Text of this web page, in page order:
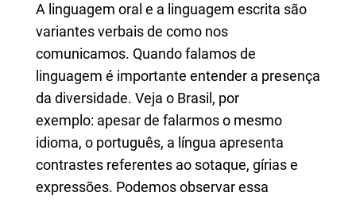
A linguagem oral e a linguagem escrita são
variantes verbais de como nos
comunicamos. Quando falamos de
linguagem é importante entender a presença
da diversidade. Veja o Brasil, por
exemplo: apesar de falarmos o mesmo
idioma, o português, a língua apresenta
contrastes referentes ao sotaque, gírias e
expressões. Podemos observar essa